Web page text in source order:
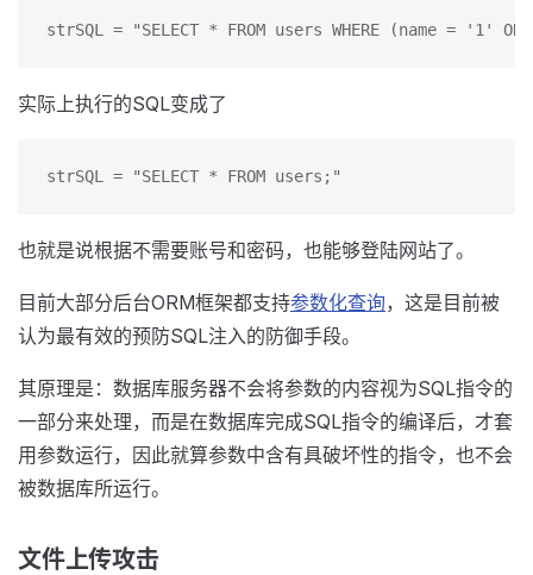
strSQL = "SELECT * FROM users WHERE (name =
实际上执行的SQL变成了
strSQL = "SELECT * FROM users;"
也就是说根据不需要账号和密码，也能够登陆网站了。
目前大部分后台ORM框架都支持参数化查询，这是目前被
认为最有效的预防SQL注入的防御手段。
其原理是：数据库服务器不会将参数的内容视为SQL指令的
一部分来处理，而是在数据库完成SQL指令的编译后，才套
用参数运行，因此就算参数中含有具破坏性的指令，也不会
被数据库所运行。
文件上传攻击